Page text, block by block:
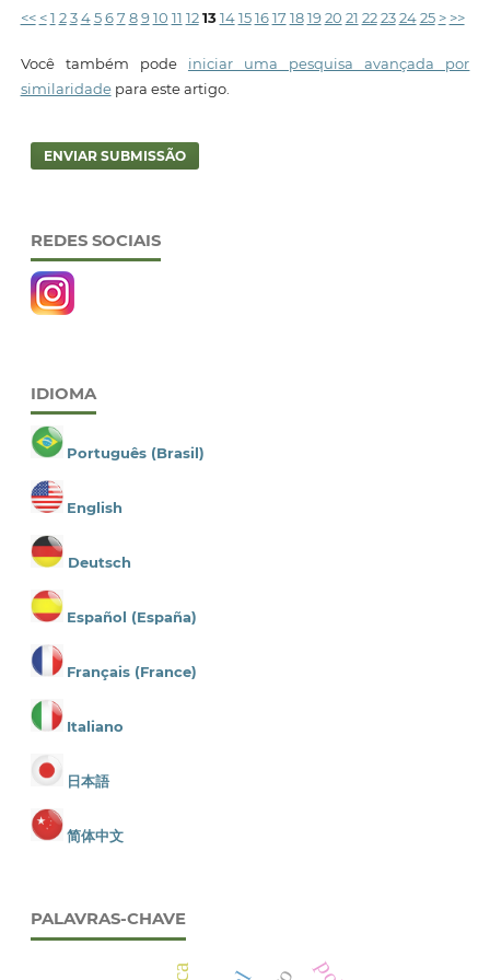
<< < 1 2 3 4 5 6 7 8 9 10 11 12 13 14 15 16 17 18 19 20 21 22 23 24 25 > >>
Você também pode iniciar uma pesquisa avançada por
similaridadepara este artigo.
ENVIAR SUBMISSÃO
REDES SOCIAIS
IDIOMA
Português (Brasil)
English
Deutsch
Español (España)
Français (France)
Italiano
日本語
简体中文
PALAVRAS-CHAVE